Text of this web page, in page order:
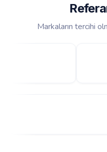
Markaların tercihi